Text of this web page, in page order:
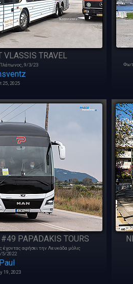
VLASSIS TRAVEL
9/3/23
25, 2025
PAPADAKIS TOURS
αφήσει την Λευκάδα μόλις
5/2022
Paul
19, 2023